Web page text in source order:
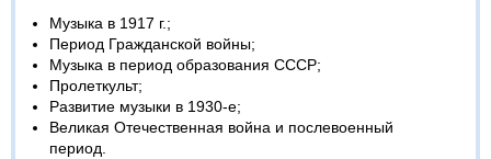
Музыка в 1917 г.;
Период Гражданской войны;
Музыка в период образования СССР;
Пролеткульт;
Развитие музыки в 1930-е;
Великая Отечественная война и послевоенный
период.